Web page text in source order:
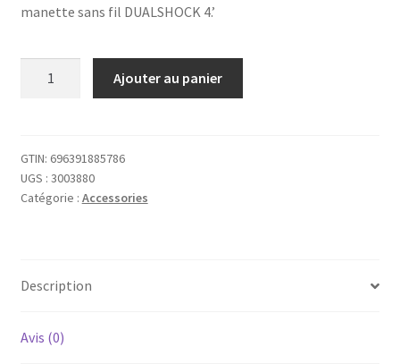
manette sans fil DUALSHOCK 4.’
V2
Manette
sans
4
Vert
Ajouter au panier
GTIN: 696391885786
UGS : 3003880
Catégorie : Accessories
Description
Avis (0)